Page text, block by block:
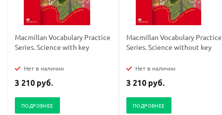
Macmillan Vocabulary Practice
Series. Science with key
Нет в наличии
3 210 руб.
ПОДРОБНЕЕ
Macmillan Vocabulary Practice
Series. Science without key
Нет в наличии
3 210 руб.
ПОДРОБНЕЕ